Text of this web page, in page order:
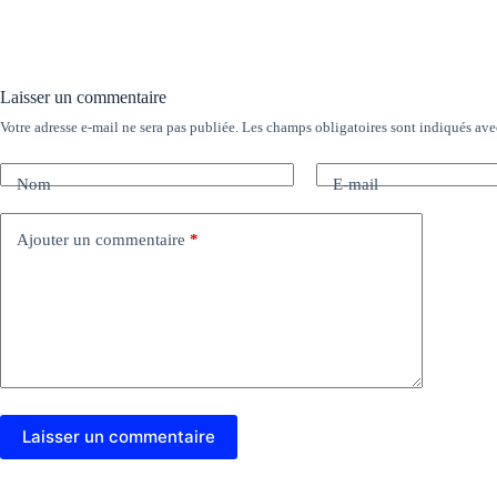
Laisser un commentaire
Votre adresse e-mail ne sera pas publiée. Les champs obligatoires sont indiqués
Nom E-mail
Ajouter un commentaire *
Laisser un commentaire